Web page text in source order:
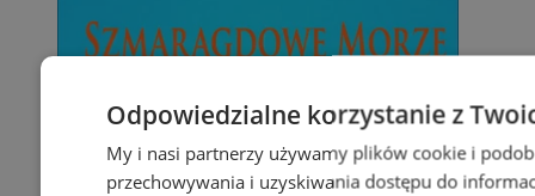
Odpowiedzialne korzystanie z
My i nasi partnerzy używamy plików cookie i
przechowywania i uzyskiwania dostępu do